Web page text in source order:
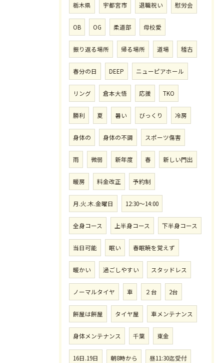
栃木県 宇都宮市 退職祝い 慰労会
OB OG 柔道部 母校愛
振り返る場所 帰る場所 道場 稽古
春分の日 DEEP ニューピアホール
リング 倉本大悟 応援 TKO
勝利 夏 暑い びっくり 冷房
身体の 身体の不調 スポーツ傷害
雨 微弱 新年度 春 新しい門出
暖房 料金改正 予約制
月.火.木.金曜日 12:30〜14:00
全身コース 上半身コース 下半身コース
当日可能 眠い 春眠暁を覚えず
暖かい 過ごしやすい スタッドレス
ノーマルタイヤ 車 ２台 2台
餅屋は餅屋 タイヤ屋 車メンテナンス
身体メンテナンス 千葉 東金
16日.19日 朝8時から 昼11:30迄受付